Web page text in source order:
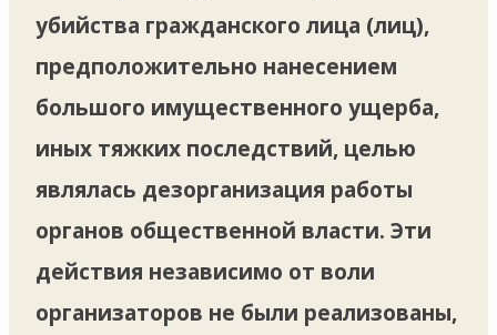
убийства гражданского лица (лиц),
предположительно нанесением
большого имущественного ущерба,
иных тяжких последствий, целью
являлась дезорганизация работы
органов общественной власти. Эти
действия независимо от воли
организаторов не были реализованы,